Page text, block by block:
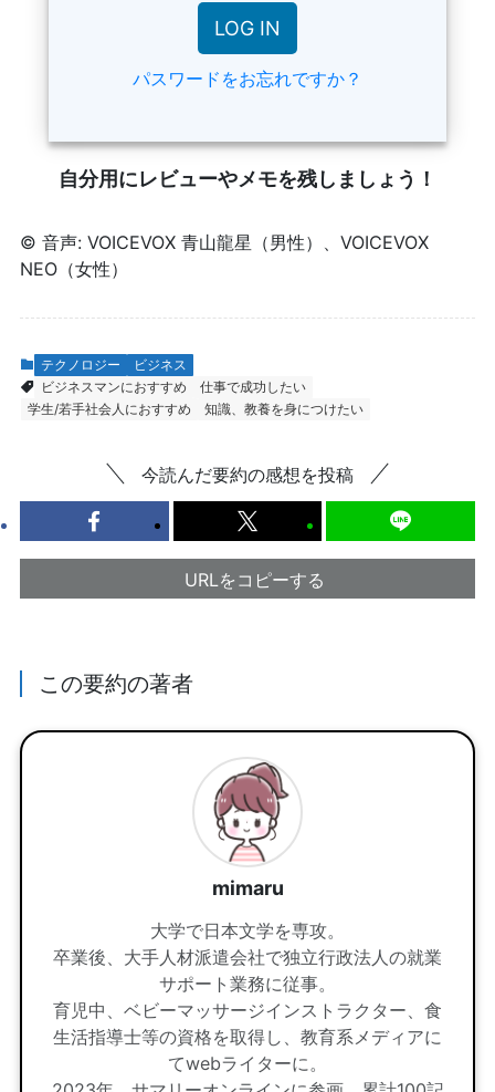
パスワードをお忘れですか？
自分用にレビューやメモを残しましょう！
© 音声: VOICEVOX 青山龍星（男性）、VOICEVOX
NEO（女性）
テクノロジー
ビジネス
ビジネスマンにおすすめ
仕事で成功したい
学生/若手社会人におすすめ
知識、教養を身につけたい
今読んだ要約の感想を投稿
URLをコピーする
この要約の著者
mimaru
大学で日本文学を専攻。
卒業後、大手人材派遣会社で独立行政法人の就業
サポート業務に従事。
育児中、ベビーマッサージインストラクター、食
生活指導士等の資格を取得し、教育系メディアに
てwebライターに。